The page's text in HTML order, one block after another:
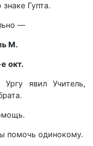
Гупта.
—
М.
окт.
явил Учитель,
помочь одинокому.